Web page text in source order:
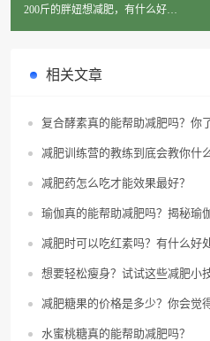
200斤的胖妞想减肥，有什么好方
相关文章
复合酵素真的能帮助减肥吗？你
减肥训练营的教练到底会教你什么
减肥药怎么吃才能效果最好？
瑜伽真的能帮助减肥吗？揭秘瑜
减肥时可以吃红素吗？有什么好
想要轻松瘦身？试试这些减肥小
减肥糖果的价格是多少？你会觉
水蜜桃糖真的能帮助减肥吗？